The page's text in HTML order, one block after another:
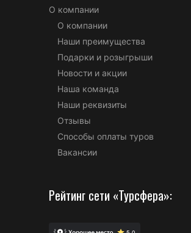
О компании
О компании
Наши преимущества
Подарки и розыгрыши
Новости и акции
Наша команда
Наши реквизиты
Отзывы
Способы оплаты туров
Вакансии
Рейтинг сети «Турсфера»: